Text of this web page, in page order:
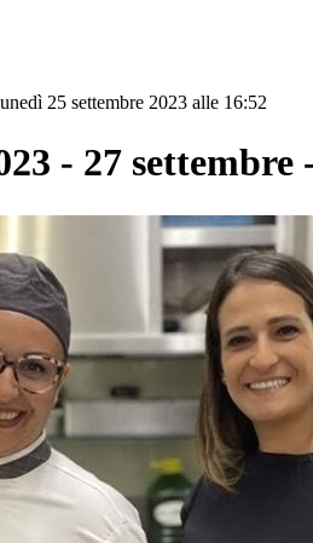
25 settembre 2023 alle 16:52
- 27 settembre